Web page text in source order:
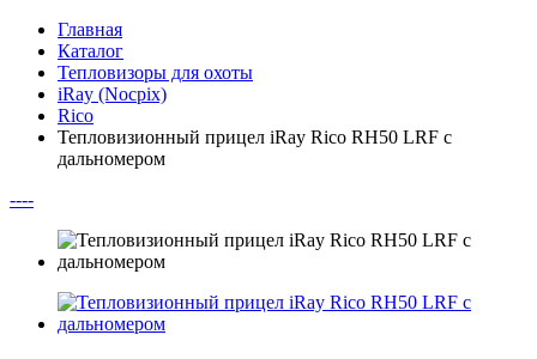
Главная
Каталог
Тепловизоры для охоты
iRay (Nocpix)
Rico
Тепловизионный прицел iRay Rico RH50 LRF с
дальномером
----